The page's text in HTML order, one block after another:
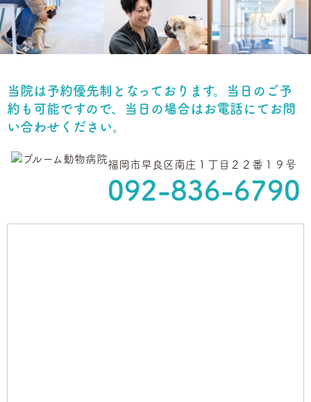
当院は予約優先制となっております。当日のご予
約も可能ですので、
当日の場合はお電話にてお問
い合わせください。
福岡市早良区南庄１丁目２２番１９号
092-836-6790